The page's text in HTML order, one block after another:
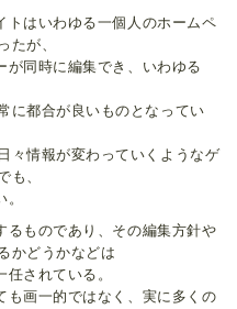
トはいわゆる一個人のホームペ
たが、
同時に編集でき、いわゆる
に都合が良いものとなってい
々情報が変わっていくようなゲ
も、
るものであり、その編集方針や
かどうかなどは
されている。
も画一的ではなく、実に多くの